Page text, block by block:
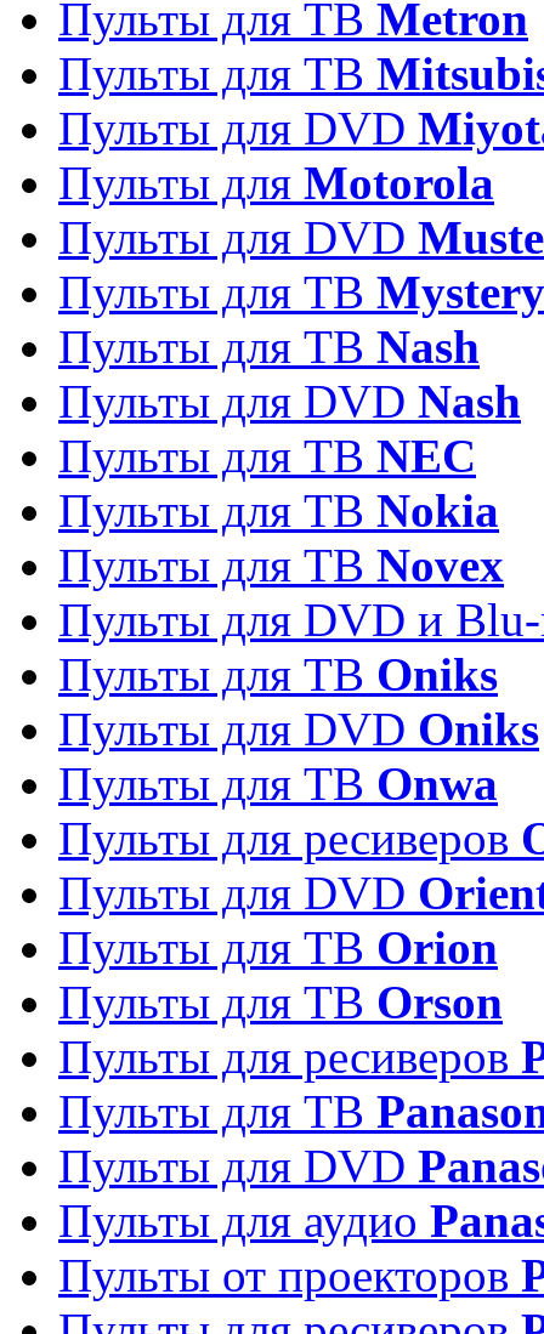
Пульты для ТВ Metron
Пульты для TB
Пульты для DVD
Пульты для Motorola
Пульты для DVD
Пульты для ТВ Mystery
Пульты для ТВ Nash
Пульты для DVD Nash
Пульты для ТВ NEC
Пульты для ТВ Nokia
Пульты для ТВ Novex
Пульты для DVD и
Пульты для ТВ Oniks
Пульты для DVD Oniks
Пульты для ТВ Onwa
Пульты для ресиверов
Пульты для DVD
Пульты для ТВ Orion
Пульты для ТВ Orson
Пульты для ресиверов
Пульты для ТВ
Пульты для DVD
Пульты для аудио
Пульты от проекторов